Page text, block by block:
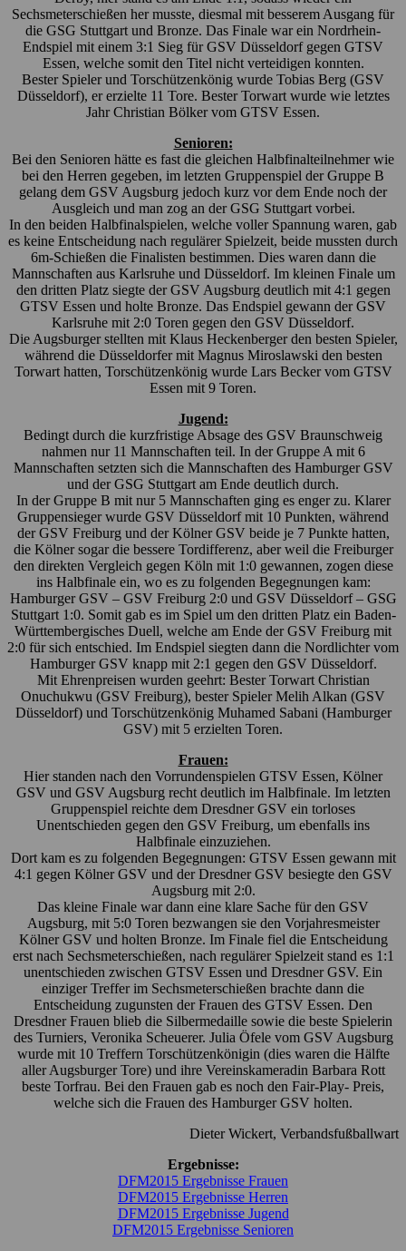
Sechsmeterschießen her musste, diesmal mit besserem Ausgang für
die GSG Stuttgart und Bronze. Das Finale war ein Nordrhein-
Endspiel mit einem 3:1 Sieg für GSV Düsseldorf gegen GTSV
Essen, welche somit den Titel nicht verteidigen konnten.
Bester Spieler und Torschützenkönig wurde Tobias Berg (GSV
Düsseldorf), er erzielte 11 Tore. Bester Torwart wurde wie letztes
Jahr Christian Bölker vom GTSV Essen.
Senioren:
Bei den Senioren hätte es fast die gleichen Halbfinalteilnehmer wie
bei den Herren gegeben, im letzten Gruppenspiel der Gruppe B
gelang dem GSV Augsburg jedoch kurz vor dem Ende noch der
Ausgleich und man zog an der GSG Stuttgart vorbei.
In den beiden Halbfinalspielen, welche voller Spannung waren, gab
es keine Entscheidung nach regulärer Spielzeit, beide mussten durch
6m-Schießen die Finalisten bestimmen. Dies waren dann die
Mannschaften aus Karlsruhe und Düsseldorf. Im kleinen Finale um
den dritten Platz siegte der GSV Augsburg deutlich mit 4:1 gegen
GTSV Essen und holte Bronze. Das Endspiel gewann der GSV
Karlsruhe mit 2:0 Toren gegen den GSV Düsseldorf.
Die Augsburger stellten mit Klaus Heckenberger den besten Spieler,
während die Düsseldorfer mit Magnus Miroslawski den besten
Torwart hatten, Torschützenkönig wurde Lars Becker vom GTSV
Essen mit 9 Toren.
Jugend:
Bedingt durch die kurzfristige Absage des GSV Braunschweig
nahmen nur 11 Mannschaften teil. In der Gruppe A mit 6
Mannschaften setzten sich die Mannschaften des Hamburger GSV
und der GSG Stuttgart am Ende deutlich durch.
In der Gruppe B mit nur 5 Mannschaften ging es enger zu. Klarer
Gruppensieger wurde GSV Düsseldorf mit 10 Punkten, während
der GSV Freiburg und der Kölner GSV beide je 7 Punkte hatten,
die Kölner sogar die bessere Tordifferenz, aber weil die Freiburger
den direkten Vergleich gegen Köln mit 1:0 gewannen, zogen diese
ins Halbfinale ein, wo es zu folgenden Begegnungen kam:
Hamburger GSV – GSV Freiburg 2:0 und GSV Düsseldorf – GSG
Stuttgart 1:0. Somit gab es im Spiel um den dritten Platz ein Baden-
Württembergisches Duell, welche am Ende der GSV Freiburg mit
2:0 für sich entschied. Im Endspiel siegten dann die Nordlichter vom
Hamburger GSV knapp mit 2:1 gegen den GSV Düsseldorf.
Mit Ehrenpreisen wurden geehrt: Bester Torwart Christian
Onuchukwu (GSV Freiburg), bester Spieler Melih Alkan (GSV
Düsseldorf) und Torschützenkönig Muhamed Sabani (Hamburger
GSV) mit 5 erzielten Toren.
Frauen:
Hier standen nach den Vorrundenspielen GTSV Essen, Kölner
GSV und GSV Augsburg recht deutlich im Halbfinale. Im letzten
Gruppenspiel reichte dem Dresdner GSV ein torloses
Unentschieden gegen den GSV Freiburg, um ebenfalls ins
Halbfinale einzuziehen.
Dort kam es zu folgenden Begegnungen: GTSV Essen gewann mit
4:1 gegen Kölner GSV und der Dresdner GSV besiegte den GSV
Augsburg mit 2:0.
Das kleine Finale war dann eine klare Sache für den GSV
Augsburg, mit 5:0 Toren bezwangen sie den Vorjahresmeister
Kölner GSV und holten Bronze. Im Finale fiel die Entscheidung
erst nach Sechsmeterschießen, nach regulärer Spielzeit stand es 1:1
unentschieden zwischen GTSV Essen und Dresdner GSV. Ein
einziger Treffer im Sechsmeterschießen brachte dann die
Entscheidung zugunsten der Frauen des GTSV Essen. Den
Dresdner Frauen blieb die Silbermedaille sowie die beste Spielerin
des Turniers, Veronika Scheuerer. Julia Öfele vom GSV Augsburg
wurde mit 10 Treffern Torschützenkönigin (dies waren die Hälfte
aller Augsburger Tore) und ihre Vereinskameradin Barbara Rott
beste Torfrau. Bei den Frauen gab es noch den Fair-Play- Preis,
welche sich die Frauen des Hamburger GSV holten.
Dieter Wickert, Verbandsfußballwart
Ergebnisse:
DFM2015 Ergebnisse Frauen
DFM2015 Ergebnisse Herren
DFM2015 Ergebnisse Jugend
DFM2015 Ergebnisse Senioren